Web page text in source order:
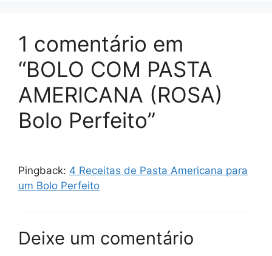
1 comentário em
“BOLO COM PASTA
AMERICANA (ROSA)
Bolo Perfeito”
Pingback: 4 Receitas de Pasta Americana para
um Bolo Perfeito
Deixe um comentário